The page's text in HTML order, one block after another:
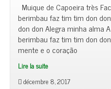
Muique de Capoeira très
berimbau faz tim tim don
don don Alegra minha alma
berimbau faz tim tim don
mente e o coração
Lire la suite
décembre 8, 2017